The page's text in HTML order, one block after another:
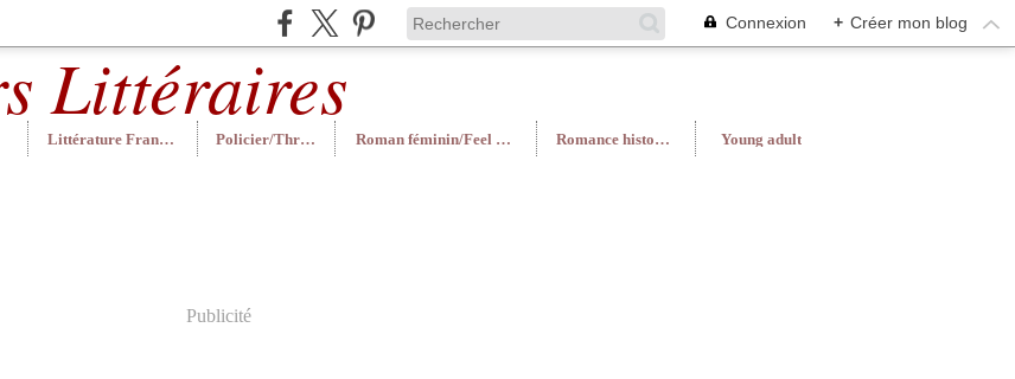
Connexion + Créer mon blog
Littérature Française Policier/Thriller Roman féminin/Feel Good Romance historique Young adult
Publicité